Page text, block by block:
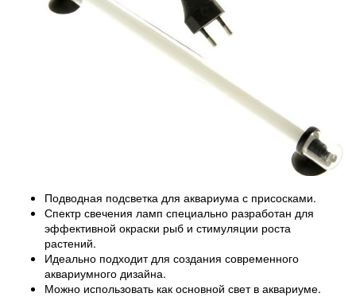
Подводная подсветка для аквариума с присосками.
Спектр свечения ламп специально разработан для
эффективной окраски рыб и стимуляции роста
растений.
Идеально подходит для создания современного
аквариумного дизайна.
Можно использовать как основной свет в аквариуме.